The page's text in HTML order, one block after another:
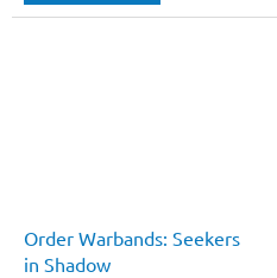
Order Warbands: Seekers
in Shadow